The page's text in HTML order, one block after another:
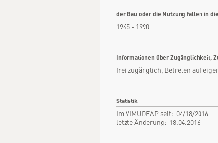
der Bau oder die Nutzung fallen in
1945 - 1990
Informationen über Zugänglichkeit,
frei zugänglich, Betreten auf
Statistik
Im VIMUDEAP seit: 04/18/2016
letzte Änderung: 18.04.2016